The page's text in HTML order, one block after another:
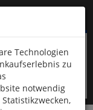
Technologien
zu
notwendig